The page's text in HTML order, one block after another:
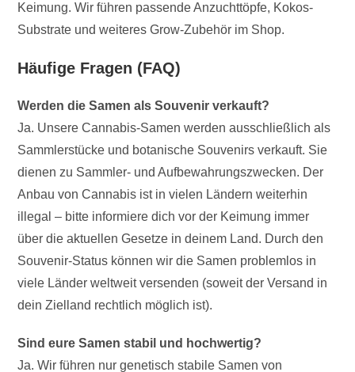
Keimung. Wir führen passende Anzuchttöpfe, Kokos-
Substrate und weiteres Grow-Zubehör im Shop.
Häufige Fragen (FAQ)
Werden die Samen als Souvenir verkauft?
Ja. Unsere Cannabis-Samen werden ausschließlich als
Sammlerstücke und botanische Souvenirs verkauft. Sie
dienen zu Sammler- und Aufbewahrungszwecken. Der
Anbau von Cannabis ist in vielen Ländern weiterhin
illegal – bitte informiere dich vor der Keimung immer
über die aktuellen Gesetze in deinem Land. Durch den
Souvenir-Status können wir die Samen problemlos in
viele Länder weltweit versenden (soweit der Versand in
dein Zielland rechtlich möglich ist).
Sind eure Samen stabil und hochwertig?
Ja. Wir führen nur genetisch stabile Samen von